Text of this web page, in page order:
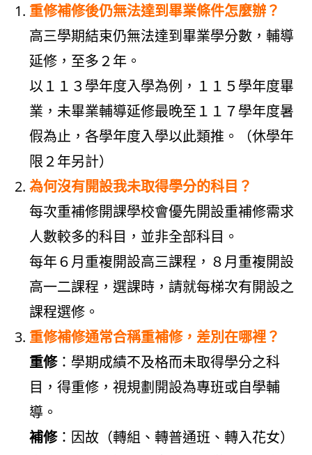
重修補修後仍無法達到畢業條件怎麼辦？
高三學期結束仍無法達到畢業學分數，輔導
延修，至多２年。
以１１３學年度入學為例，１１５學年度畢
業，未畢業輔導延修最晚至１１７學年度暑
假為止，各學年度入學以此類推。（休學年
限２年另計）
為何沒有開設我未取得學分的科目？
每次重補修開課學校會優先開設重補修需求
人數較多的科目，並非全部科目。
每年６月重複開設高三課程，８月重複開設
高一二課程，選課時，請就每梯次有開設之
課程選修。
重修補修通常合稱重補修，差別在哪裡？
重修：學期成績不及格而未取得學分之科
目，得重修，視規劃開設為專班或自學輔
導。
補修：因故（轉組、轉普通班、轉入花女）